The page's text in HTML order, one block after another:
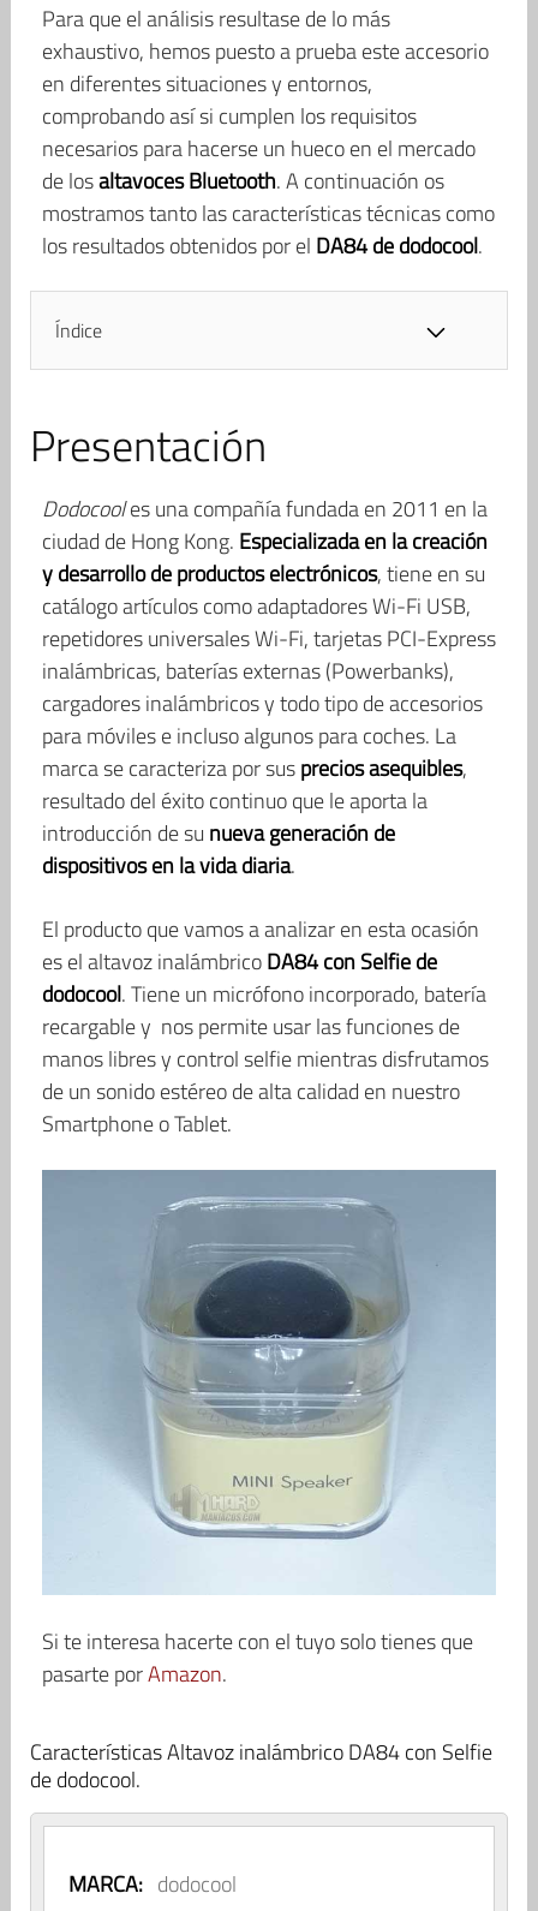
Para que el análisis resultase de lo más
exhaustivo, hemos puesto a prueba este accesorio
en diferentes situaciones y entornos,
comprobando así si cumplen los requisitos
necesarios para hacerse un hueco en el mercado
de losaltavoces Bluetooth. A continuación os
mostramos tanto las características técnicas como
los resultados obtenidos por el DA84 de dodocool.
Índice
Presentación
Dodocooles una compañía fundada en 2011 en la
ciudad de Hong Kong. Especializada en la creación
y desarrollo de productos electrónicos, tiene en su
catálogo artículos como adaptadores Wi-Fi USB,
repetidores universales Wi-Fi, tarjetas PCI-Express
inalámbricas, baterías externas (Powerbanks),
cargadores inalámbricos y todo tipo de accesorios
para móviles e incluso algunos para coches. La
marca se caracteriza por susprecios asequibles,
resultado del éxito continuo que le aporta la
introducción de su nueva generación de
dispositivos en la vida diaria.
El producto que vamos a analizar en esta ocasión
es el altavoz inalámbricoDA84 con Selfie de
dodocool. Tiene un micrófono incorporado, batería
recargable y nos permite usar las funciones de
manos libres y control selfie mientras disfrutamos
de un sonido estéreo de alta calidad en nuestro
Smartphone o Tablet.
Si te interesa hacerte con el tuyo solo tienes que
pasarte porAmazon.
Características Altavoz inalámbrico DA84 con Selfie
de dodocool.
MARCA: dodocool